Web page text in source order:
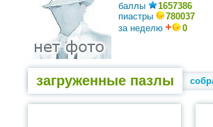
баллы
1657386
пиастры
780037
за неделю
0
загруженные пазлы